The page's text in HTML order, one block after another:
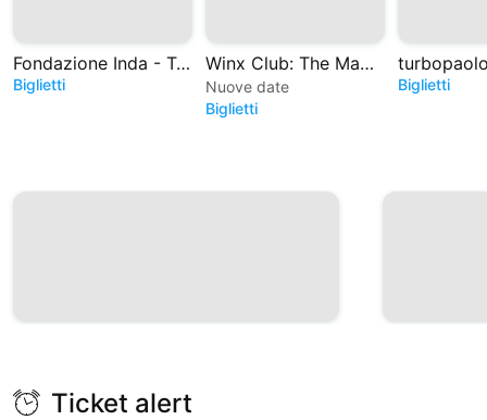
Fondazione Inda - Teatro Greco di Siracusa
Biglietti
Winx Club: The Magic is back - Il Musical
Nuove date
Biglietti
Biglietti
Ticket alert